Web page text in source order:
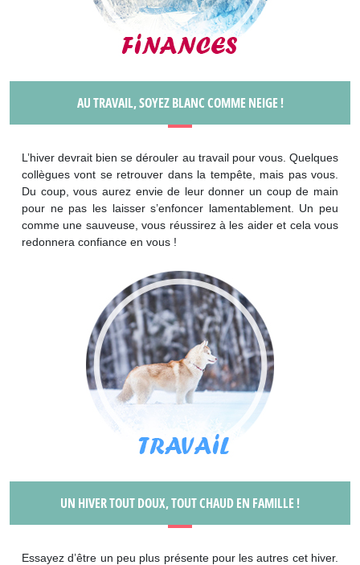
AU TRAVAIL, SOYEZ BLANC COMME NEIGE !
L’hiver devrait bien se dérouler au travail pour vous. Quelques
collègues vont se retrouver dans la tempête, mais pas vous.
Du coup, vous aurez envie de leur donner un coup de main
pour ne pas les laisser s’enfoncer lamentablement. Un peu
comme une sauveuse, vous réussirez à les aider et cela vous
redonnera confiance en vous !
UN HIVER TOUT DOUX, TOUT CHAUD EN FAMILLE !
Essayez d’être un peu plus présente pour les autres cet hiver.